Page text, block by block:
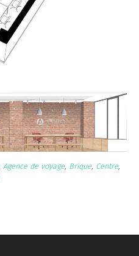
Agence de voyage Brique Centre